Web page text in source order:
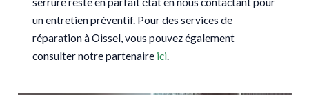
un entretien préventif. Pour des services de
réparation à Oissel, vous pouvez également
consulter notre partenaire ici.